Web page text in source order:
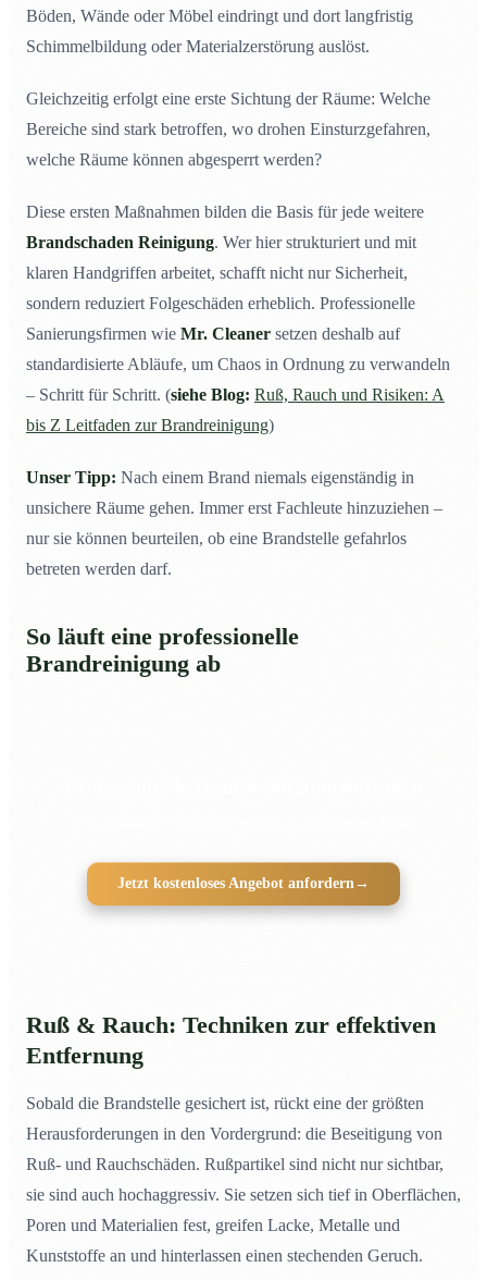
Böden, Wände oder Möbel eindringt und dort langfristig
Schimmelbildung oder Materialzerstörung auslöst.
Gleichzeitig erfolgt eine erste Sichtung der Räume: Welche
Bereiche sind stark betroffen, wo drohen Einsturzgefahren,
welche Räume können abgesperrt werden?
Diese ersten Maßnahmen bilden die Basis für jede weitere
Brandschaden Reinigung. Wer hier strukturiert und mit
klaren Handgriffen arbeitet, schafft nicht nur Sicherheit,
sondern reduziert Folgeschäden erheblich. Professionelle
Sanierungsfirmen wie Mr. Cleaner setzen deshalb auf
standardisierte Abläufe, um Chaos in Ordnung zu verwandeln
– Schritt für Schritt. (siehe Blog: Ruß, Rauch und Risiken: A
bis Z Leitfaden zur Brandreinigung)
Unser Tipp: Nach einem Brand niemals eigenständig in
unsichere Räume gehen. Immer erst Fachleute hinzuziehen –
nur sie können beurteilen, ob eine Brandstelle gefahrlos
betreten werden darf.
So läuft eine professionelle
Brandreinigung ab
Jetzt kostenloses Angebot anfordern→
Ruß & Rauch: Techniken zur effektiven
Entfernung
Sobald die Brandstelle gesichert ist, rückt eine der größten
Herausforderungen in den Vordergrund: die Beseitigung von
Ruß- und Rauchschäden. Rußpartikel sind nicht nur sichtbar,
sie sind auch hochaggressiv. Sie setzen sich tief in Oberflächen,
Poren und Materialien fest, greifen Lacke, Metalle und
Kunststoffe an und hinterlassen einen stechenden Geruch.